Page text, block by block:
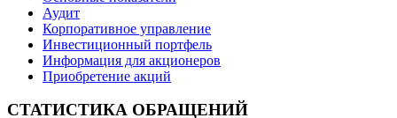
Аудит
Корпоративное управление
Инвестиционный портфель
Информация для акционеров
Приобретение акций
СТАТИСТИКА ОБРАЩЕНИЙ